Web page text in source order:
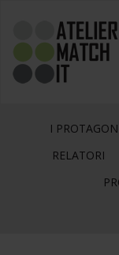
I
RELATORI